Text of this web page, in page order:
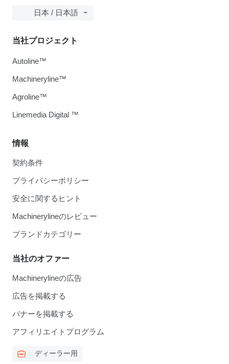
日本 / 日本語
情報
契約条件
プライバシーポリシー
安全に関するヒント
Machinerylineのレビュー
ブランドカテゴリー
当社のオファー
Machinerylineの広告
広告を掲載する
バナーを掲載する
アフィリエイトプログラム
ディーラー用
当社プロジェクト
Autoline™
Machineryline™
Agroline™
Linemedia Digital ™